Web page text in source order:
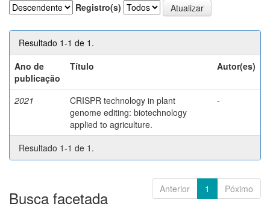
Registro(s)
Resultado 1-1 de 1.
Ano de
publicação
Título Autor(es)
2021
CRISPR technology in plant
genome editing: biotechnology
applied to agriculture.
-
Resultado 1-1 de 1.
Anterior 1 Póximo
Busca facetada